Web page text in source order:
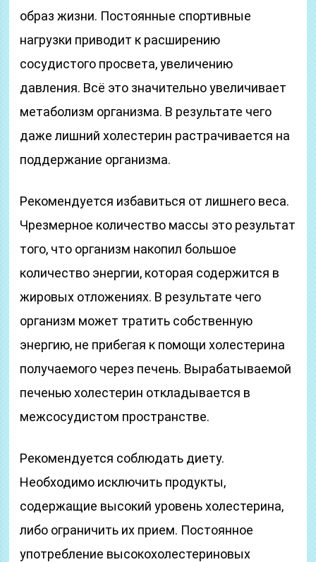
образ жизни. Постоянные спортивные
нагрузки приводит к расширению
сосудистого просвета, увеличению
давления. Всё это значительно увеличивает
метаболизм организма. В результате чего
даже лишний холестерин растрачивается на
поддержание организма.
Рекомендуется избавиться от лишнего веса.
Чрезмерное количество массы это результат
того, что организм накопил большое
количество энергии, которая содержится в
жировых отложениях. В результате чего
организм может тратить собственную
энергию, не прибегая к помощи холестерина
получаемого через печень. Вырабатываемой
печенью холестерин откладывается в
межсосудистом пространстве.
Рекомендуется соблюдать диету.
Необходимо исключить продукты,
содержащие высокий уровень холестерина,
либо ограничить их прием. Постоянное
употребление высокохолестериновых